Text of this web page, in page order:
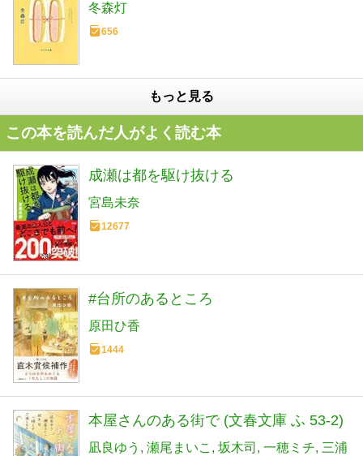
冬森灯
656
もっと見る
この本を読んだ人がよく読む本
成瀬は都を駆け抜ける
宮島未奈
12677
#台所のあるところ
原田ひ香
1444
本屋さんのある街で (文春文庫 ふ 53-2)
凪良ゆう 瀬尾まいこ 坂木司 一穂ミチ 三浦